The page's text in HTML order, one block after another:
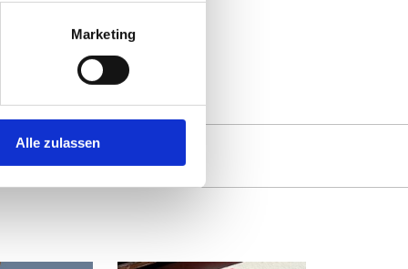
Marketing
Alle zulassen